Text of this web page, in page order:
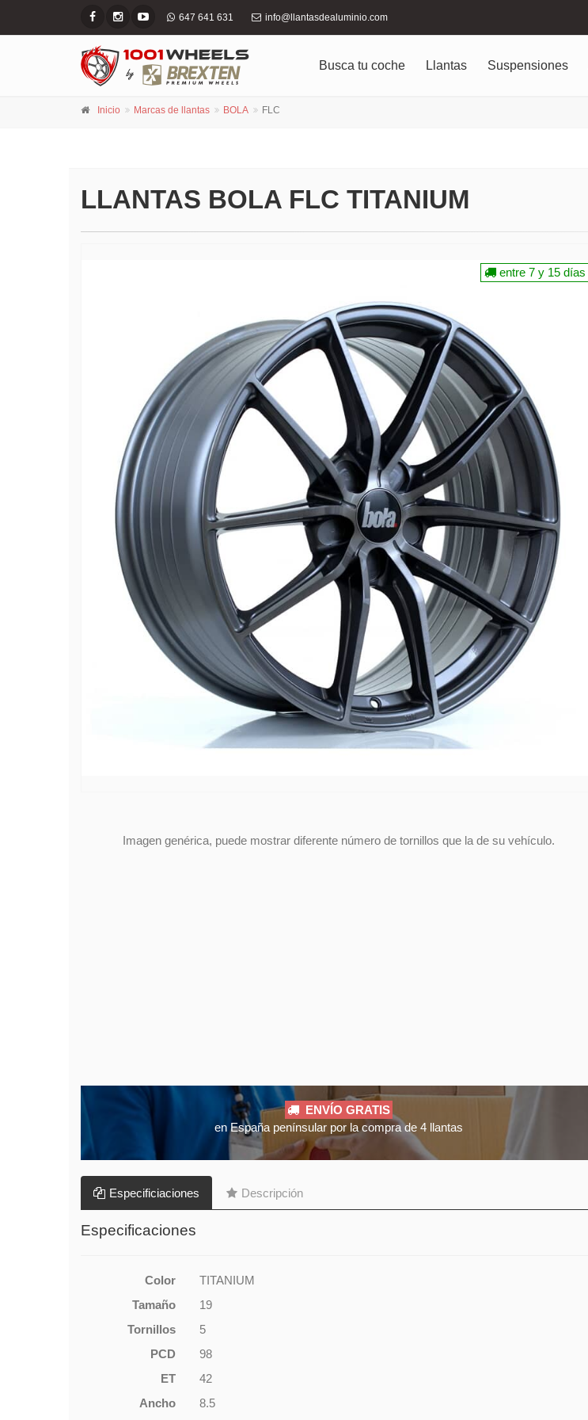
647 641 631 info@llantasdealuminio.com
Busca tu coche Llantas Suspensiones
Inicio Marcas de llantas BOLA FLC
LLANTAS BOLA FLC TITANIUM
Imagen genérica, puede mostrar diferente número de tornillos que la de su vehículo.
entre 7 y 15 días
ENVÍO GRATIS
en España penínsular por la compra de 4 llantas
Especificiaciones Descripción
Especificaciones
Color
TITANIUM
Tamaño
19
Tornillos
5
PCD
98
ET
42
Ancho
8.5